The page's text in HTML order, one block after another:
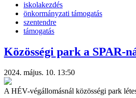
iskolakezdés
önkormányzati támogatás
szentendre
támogatás
Közösségi park a SPAR-
2024. május. 10. 13:50
A HÉV-végállomásnál közösségi park